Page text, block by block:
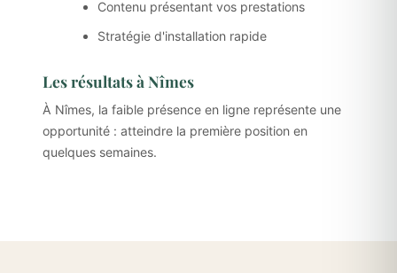
Contenu présentant vos prestations
Stratégie d'installation rapide
Les résultats à Nîmes
À Nîmes, la faible présence en ligne représente une
opportunité : atteindre la première position en
quelques semaines.